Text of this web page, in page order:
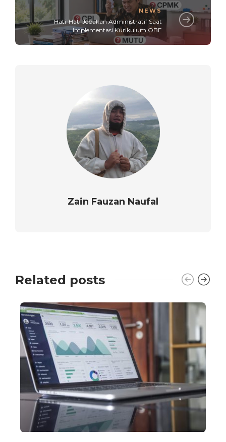
NEWS
Hati-Hati Jebakan Administratif Saat
Implementasi Kurikulum OBE
Zain Fauzan Naufal
Related posts